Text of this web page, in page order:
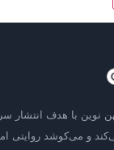
نوین با هدف انتشار
و می‌کوشد روایتی